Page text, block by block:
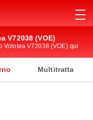
V72038 (VOE)
Volotea V72038 (VOE) qui
Multitratta